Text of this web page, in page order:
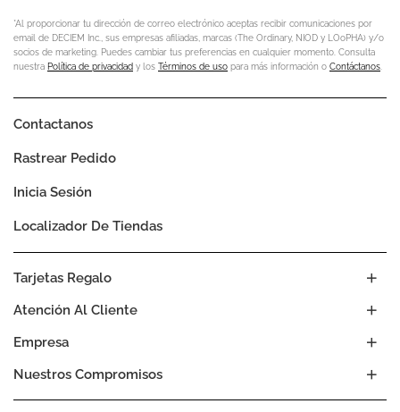
*Al proporcionar tu dirección de correo electrónico aceptas recibir comunicaciones por
email de DECIEM Inc., sus empresas afiliadas, marcas (The Ordinary, NIOD y LOoPHA) y/o
socios de marketing. Puedes cambiar tus preferencias en cualquier momento. Consulta
nuestra Política de privacidad y los Términos de uso para más información o Contáctanos
Empresa
Nuestros Compromisos
Atención Al Cliente
Tarjetas Regalo
Contactanos
Rastrear Pedido
Inicia Sesión
Localizador De Tiendas